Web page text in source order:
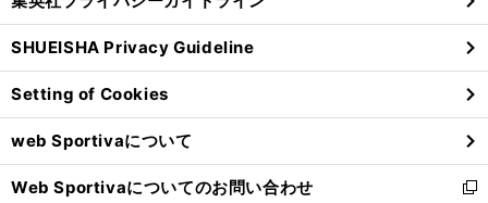
る
い
ウ
ィ
ン
ド
ウ
で
開
く
SHUEISHA Privacy Guideline
Setting of Cookies
web Sportivaについて
Web Sportivaについてのお問い合わせ
新